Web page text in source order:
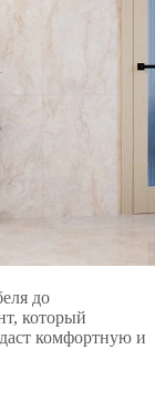
до
который
комфортную и